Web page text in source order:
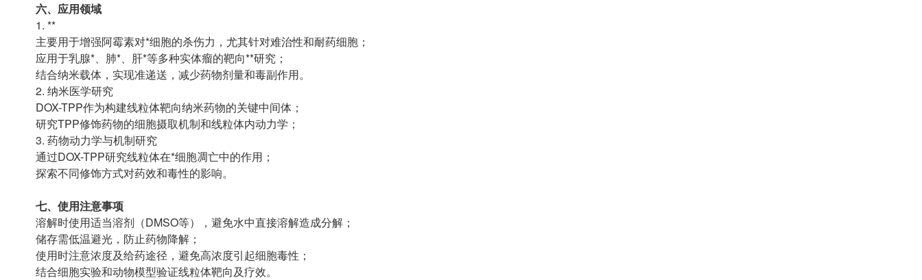
六、应用领域
1. **
主要用于增强阿霉素对*细胞的杀伤力，尤其针对难治性和耐药细胞；
应用于乳腺*、肺*、肝*等多种实体瘤的靶向**研究；
结合纳米载体，实现准递送，减少药物剂量和毒副作用。
2. 纳米医学研究
DOX-TPP作为构建线粒体靶向纳米药物的关键中间体；
研究TPP修饰药物的细胞摄取机制和线粒体内动力学；
3. 药物动力学与机制研究
通过DOX-TPP研究线粒体在*细胞凋亡中的作用；
探索不同修饰方式对药效和毒性的影响。
七、使用注意事项
溶解时使用适当溶剂（DMSO等），避免水中直接溶解造成分解；
储存需低温避光，防止药物降解；
使用时注意浓度及给药途径，避免高浓度引起细胞毒性；
结合细胞实验和动物模型验证线粒体靶向及疗效。